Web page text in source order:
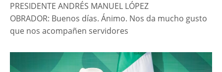
PRESIDENTE ANDRÉS MANUEL LÓPEZ
OBRADOR: Buenos días. Ánimo. Nos da mucho gusto
que nos acompañen servidores